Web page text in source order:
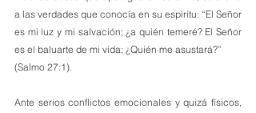
a las verdades que conocía en su espíritu: “El Señor
es mi luz y mi salvación; ¿a quién temeré? El Señor
es el baluarte de mi vida; ¿Quién me asustará?”
(Salmo 27:1).
Ante serios conflictos emocionales y quizá físicos,